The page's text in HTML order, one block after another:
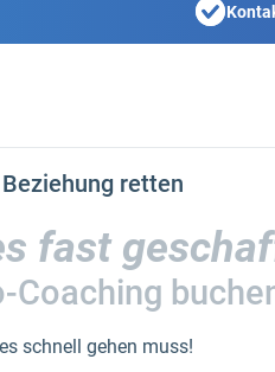
retten
fast
Coaching
schnell gehen muss!